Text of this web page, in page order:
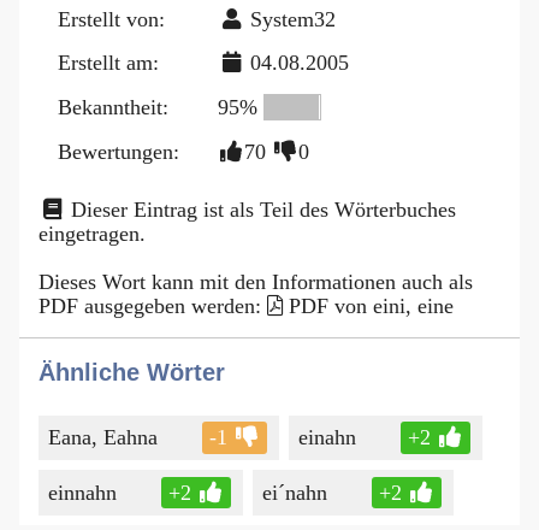
Erstellt von:
System32
Erstellt am:
04.08.2005
Bekanntheit:
95%
Bewertungen:
70 0
Dieser Eintrag ist als Teil des Wörterbuches
eingetragen.
Dieses Wort kann mit den Informationen auch als
PDF ausgegeben werden:
PDF von eini, eine
Ähnliche Wörter
Eana, Eahna -1 einahn +2
einnahn +2 ei´nahn +2